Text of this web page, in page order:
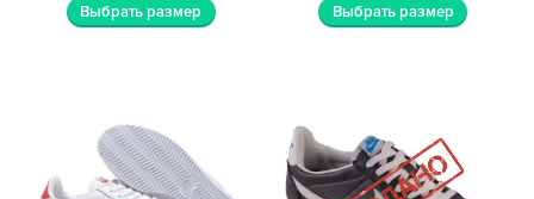
Выбрать размер Выбрать размер